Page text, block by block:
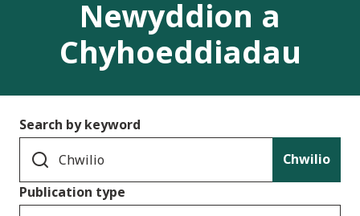
Newyddion a
Chyhoeddiadau
Search by keyword
Chwilio
Publication type